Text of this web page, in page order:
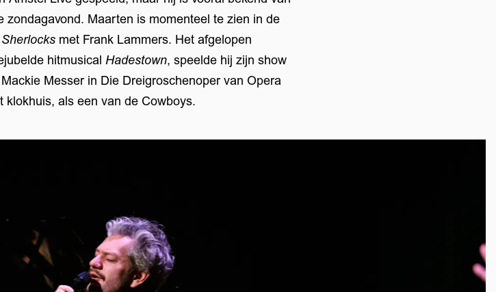
Maarten is momenteel te zien in de
met Frank Lammers. Het afgelopen
hitmusical Hadestown, speelde hij zijn show
Messer in Die Dreigroschenoper van Opera
als een van de Cowboys.